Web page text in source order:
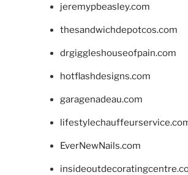
jeremypbeasley.com
thesandwichdepotcos.com
drgiggleshouseofpain.com
hotflashdesigns.com
garagenadeau.com
EverNewNails.com